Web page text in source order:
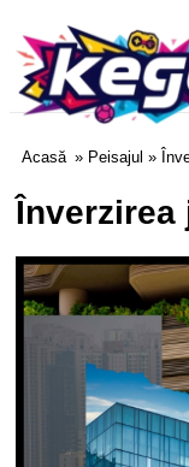
Acasă » Peisajul »
Înverzirea